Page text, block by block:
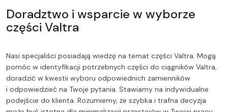
Doradztwo i wsparcie w wyborze
części Valtra
Nasi specjaliści posiadają wiedzę na temat części Valtra. Mogą
pomóc w identyfikacji potrzebnych części do ciągników Valtra,
doradzić w kwestii wyboru odpowiednich zamienników
i odpowiedzieć na Twoje pytania. Stawiamy na indywidualne
podejście do klienta. Rozumiemy, że szybka i trafna decyzja